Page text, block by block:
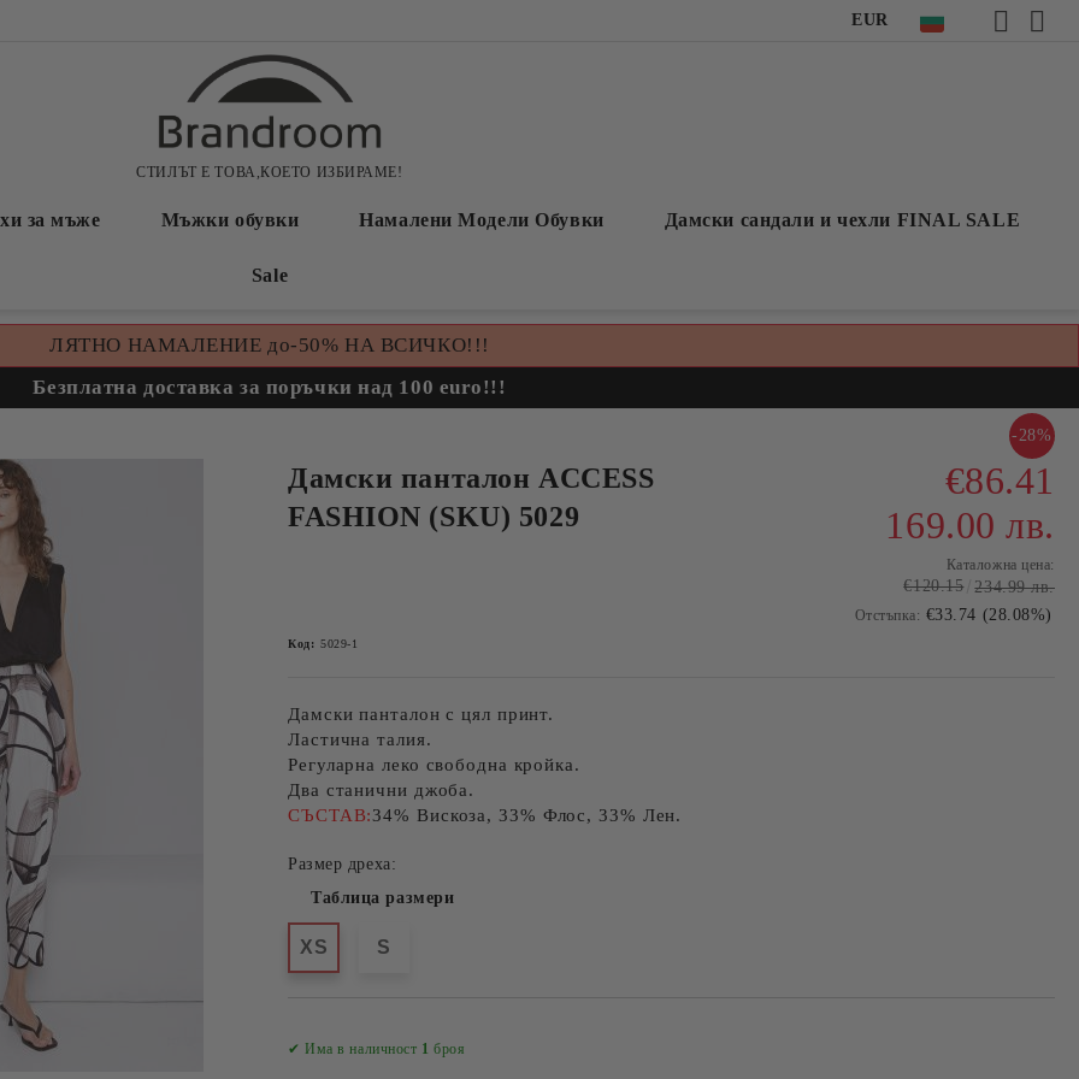
EUR
СТИЛЪТ Е ТОВА,КОЕТО ИЗБИРАМЕ!
за мъже Мъжки обувки Намалени Модели Обувки Дамски сандали и чехли FINAL SALE
Sale
ЛЯТНО НАМАЛЕНИЕ до-50% НА ВСИЧКО!!!
Безплатна доставка за поръчки над 100 euro!!!
Дамски панталон ACCESS
FASHION (SKU) 5029
-28%
€86.41
169.00 лв.
Каталожна цена:
€120.15 234.99 лв.
Отстъпка: €33.74 (28.08%)
Код: 5029-1
Дамски панталон с цял принт.
Ластична талия.
Регуларна леко свободна кройка.
Два станични джоба.
СЪСТАВ:34% Вискоза, 33% Флос, 33% Лен.
Размер дреха:
Таблица размери
XS S
✔ Има в наличност 1 броя